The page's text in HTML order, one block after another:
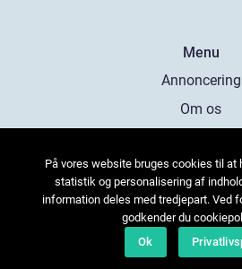
Menu
Annoncering
Om os
Kontakt os
Sitemap
På vores website bruges cookies til at
statistik og personalisering af
information deles med tredjepart. Ved
godkender du
Ok